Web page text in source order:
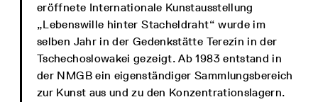
eröffnete Internationale Kunstausstellung
„Lebenswille hinter Stacheldraht“ wurde im
selben Jahr in der Gedenkstätte Terezín in der
Tschechoslowakei gezeigt. Ab 1983 entstand in
der NMGB ein eigenständiger Sammlungsbereich
zur Kunst aus und zu den Konzentrationslagern.